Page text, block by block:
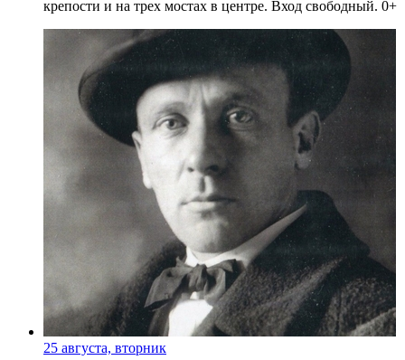
крепости и на трех мостах в центре. Вход свободный. 0+
25 августа, вторник